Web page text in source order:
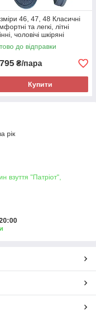
46, 47, 48 Класичні
та легкі, літні
чоловічі шкіряні
Maxus, чорні, на
з піни
до відправки
₴/пара
Купити
рік
взуття "Патріот",